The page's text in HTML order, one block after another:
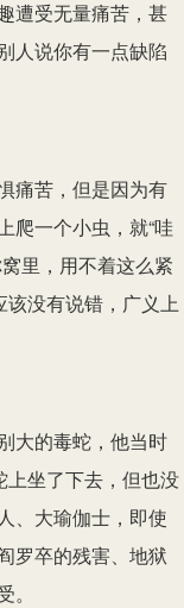
遭受无量痛苦，甚
人说你有一点缺陷
痛苦，但是因为有
爬一个小虫，就“哇
里，用不着这么紧
该没有说错，广义上
大的毒蛇，他当时
上坐了下去，但也没
、大瑜伽士，即使
罗卒的残害、地狱